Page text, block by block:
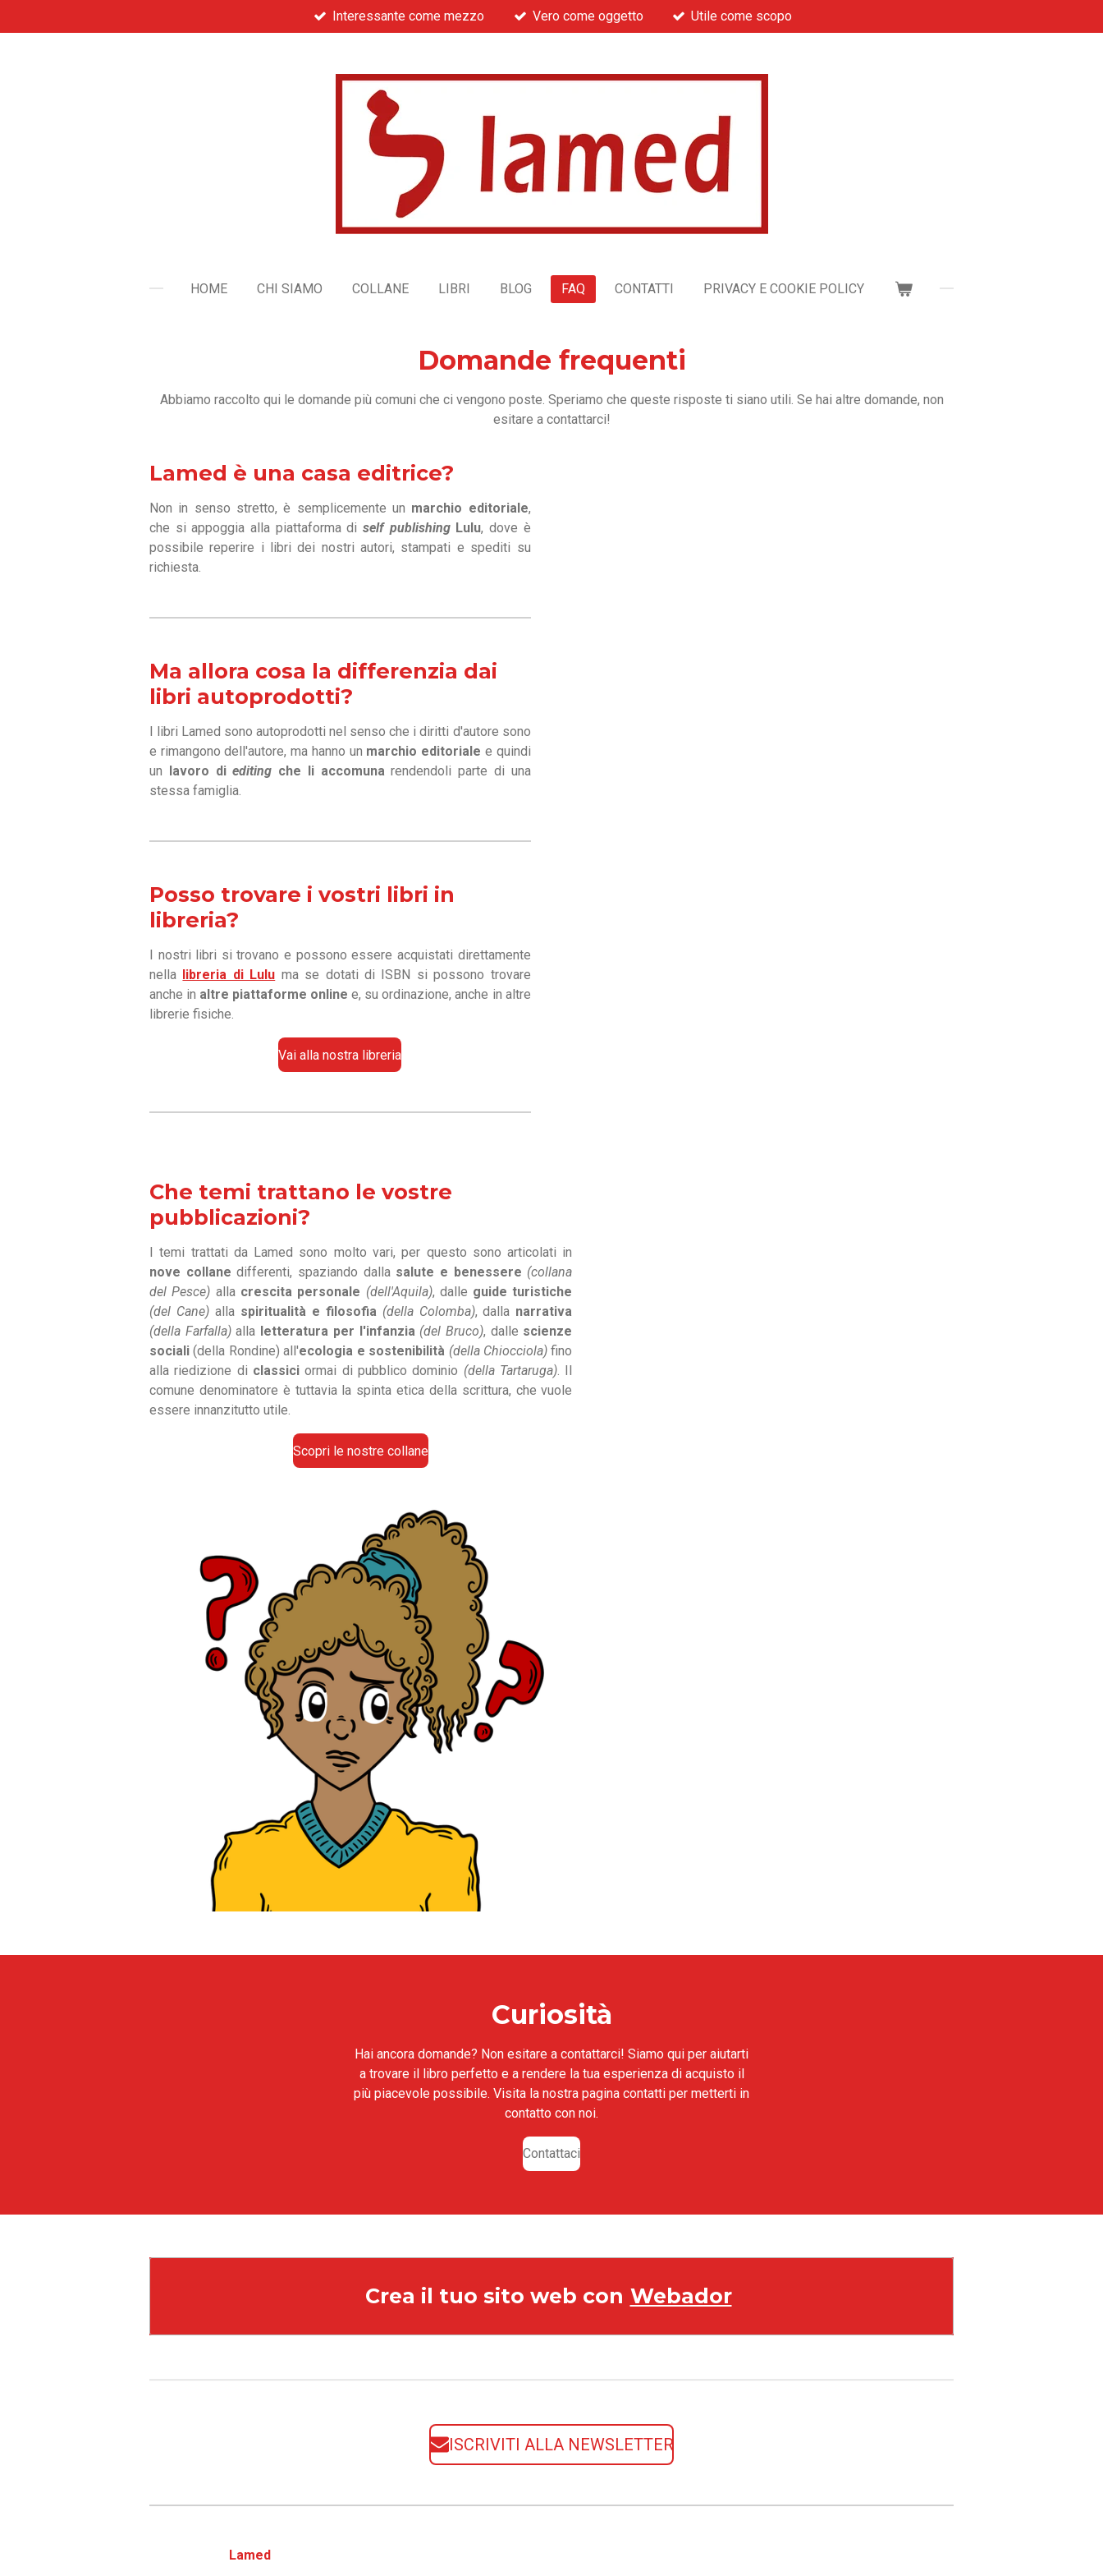
al
Interessante come mezzo Vero come oggetto Utile come scopo
HOME CHI SIAMO COLLANE LIBRI BLOG FAQ CONTATTI PRIVACY E COOKIE POLICY
Domande frequenti
Abbiamo raccolto qui le domande più comuni che ci vengono poste. Speriamo che queste risposte ti siano utili. Se hai altre domande, non
esitare a contattarci!
Lamed è una casa editrice?
Non in senso stretto, è semplicemente un marchio editoriale,
che si appoggia alla piattaforma di self publishing Lulu, dove è
possibile reperire i libri dei nostri autori, stampati e spediti su
richiesta.
Ma allora cosa la differenzia dai
libri autoprodotti?
I libri Lamed sono autoprodotti nel senso che i diritti d'autore sono
e rimangono dell'autore, ma hanno un marchio editoriale e quindi
un lavoro diediting che li accomunarendendoli parte di una
stessa famiglia.
Posso trovare i vostri libri in
libreria?
I nostri libri si trovano e possono essere acquistati direttamente
nella libreria di Lulu ma se dotati di ISBN si possono trovare
anche in altre piattaforme online e, su ordinazione, anche in altre
librerie fisiche.
Vai alla nostra libreria
Che temi trattano le vostre
pubblicazioni?
I temi trattati da Lamed sono molto vari, per questo sono articolati in
nove collane differenti, spaziando dalla salute e benessere (collana
del Pesce) alla crescita personale (dell'Aquila), dalle guide turistiche
(del Cane)alla spiritualità e filosofia (della Colomba), dalla narrativa
(della Farfalla)alla letteratura per l'infanzia (del Bruco), dalle scienze
sociali (della Rondine) all'ecologia e sostenibilità (della Chiocciola) fino
alla riedizione di classici ormai di pubblico dominio (della Tartaruga). Il
comune denominatore è tuttavia la spinta etica della scrittura, che vuole
essere innanzitutto utile.
Scopri le nostre collane
Curiosità
Hai ancora domande? Non esitare a contattarci! Siamo qui per aiutarti
a trovare il libro perfetto e a rendere la tua esperienza di acquisto il
più piacevole possibile. Visita la nostra pagina contatti per metterti in
contatto con noi.
Contattaci
Crea il tuo sito web con Webador
ISCRIVITI ALLA NEWSLETTER
Lamed